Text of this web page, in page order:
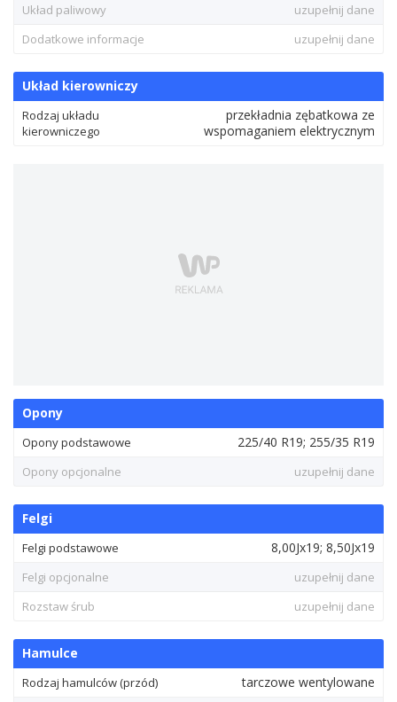
Układ paliwowy
uzupełnij dane
Dodatkowe informacje
uzupełnij dane
Układ kierowniczy
Rodzaj układu
kierowniczego
przekładnia zębatkowa ze
wspomaganiem elektrycznym
Opony
Opony podstawowe 225/40 R19; 255/35 R19
Opony opcjonalne uzupełnij dane
Felgi
Felgi podstawowe 8,00Jx19; 8,50Jx19
Felgi opcjonalne
uzupełnij dane
Rozstaw śrub
uzupełnij dane
Hamulce
Rodzaj hamulców (przód) tarczowe wentylowane